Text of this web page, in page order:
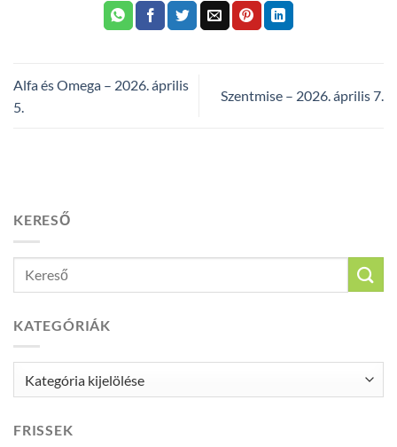
Alfa és Omega – 2026. április
5.
Szentmise – 2026. április 7.
KERESŐ
KATEGÓRIÁK
FRISSEK